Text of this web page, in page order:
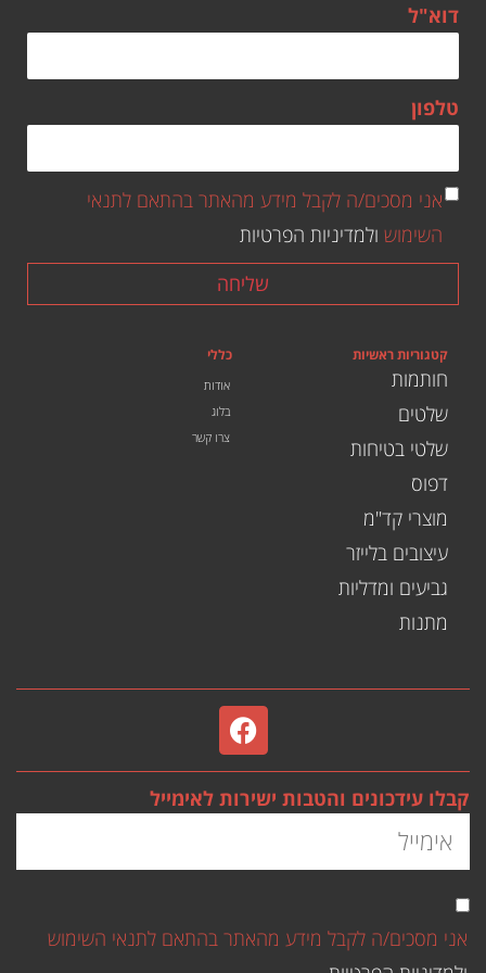
דוא"ל
טלפון
אני מסכים/ה לקבל מידע מהאתר בהתאם לתנאי
השימוש ולמדיניות הפרטיות
שליחה
קטגוריות ראשיות
חותמות
שלטים
שלטי בטיחות
דפוס
מוצרי קד"מ
עיצובים בלייזר
גביעים ומדליות
מתנות
כללי
אודות
בלוג
צרו קשר
קבלו עידכונים והטבות ישירות לאימייל
אני מסכים/ה לקבל מידע מהאתר בהתאם לתנאי השימוש